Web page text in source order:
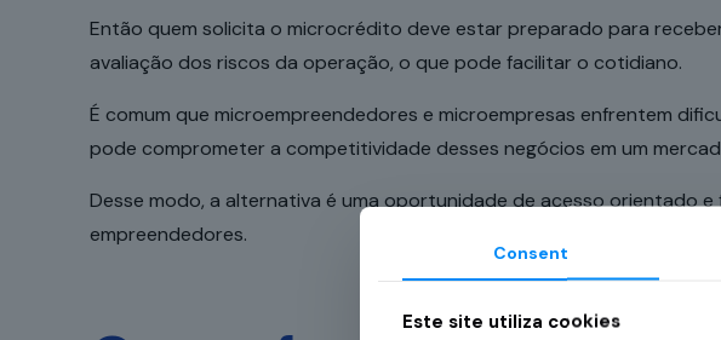
Então quem solicita o microcrédito deve estar preparado para
avaliação dos riscos da operação, o que pode facilitar o cotidiano.
É comum que microempreendedores e microempresas enfrentem
pode comprometer a competitividade desses negócios em um
Desse modo, a alternativa é uma oportunidade de acesso orientado
empreendedores.
Consent
Este site utiliza cookies